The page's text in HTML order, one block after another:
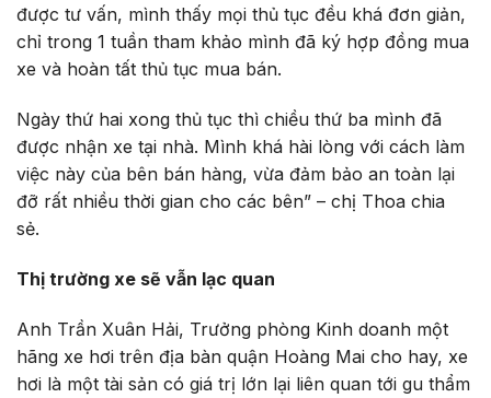
được tư vấn, mình thấy mọi thủ tục đều khá đơn giản,
chỉ trong 1 tuần tham khảo mình đã ký hợp đồng mua
xe và hoàn tất thủ tục mua bán.
Ngày thứ hai xong thủ tục thì chiều thứ ba mình đã
được nhận xe tại nhà. Mình khá hài lòng với cách làm
việc này của bên bán hàng, vừa đảm bảo an toàn lại
đỡ rất nhiều thời gian cho các bên” – chị Thoa chia
sẻ.
Thị trường xe sẽ vẫn lạc quan
Anh Trần Xuân Hải, Trưởng phòng Kinh doanh một
hãng xe hơi trên địa bàn quận Hoàng Mai cho hay, xe
hơi là một tài sản có giá trị lớn lại liên quan tới gu thẩm